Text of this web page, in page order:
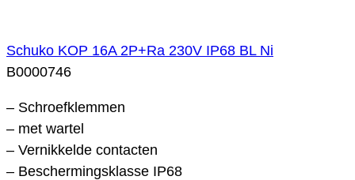
Schuko KOP 16A 2P+Ra 230V IP68 BL Ni
B0000746
– Schroefklemmen
– met wartel
– Vernikkelde contacten
– Beschermingsklasse IP68